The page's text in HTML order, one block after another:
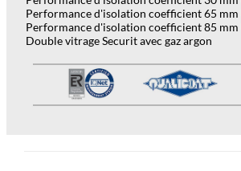
Performance d'isolation coefficient 65 mm
Performance d'isolation coefficient 85 mm
Double vitrage Securit avec gaz argon